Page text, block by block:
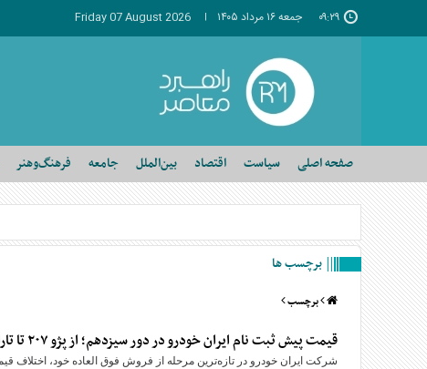
۰۹:۲۹ جمعه ۱۶ مرداد ۱۴۰۵ Friday 07 August 2026
صفحه اصلی سیاست اقتصاد بین‌الملل جامعه فرهنگ‌وهنر
برچسب ها
برچسب
قیمت پیش ثبت نام ایران خودرو در دور سیزدهم؛ از پژو ۲۰۷ تا تارا و دنا؛ اختلاف قیمت از ۱۰ تا ۱۶۳ میلیون
شرکت ایران خودرو در تازه‌ترین مرحله از فروش فوق العاده خود،